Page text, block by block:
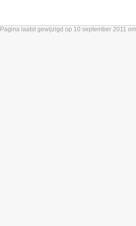
Pagina laatst gewijzigd op 10 september 2011